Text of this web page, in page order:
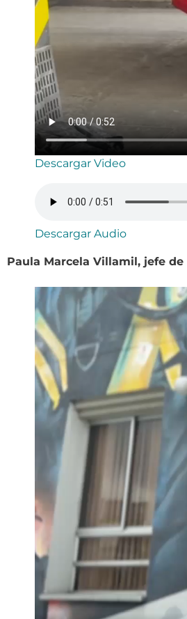
Descargar Video
Descargar Audio
Paula Marcela Villamil, jefe